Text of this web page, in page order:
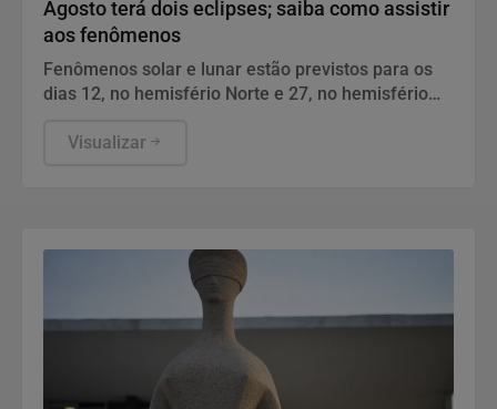
Agosto terá dois eclipses; saiba como assistir
aos fenômenos
Fenômenos solar e lunar estão previstos para os
dias 12, no hemisfério Norte e 27, no hemisfério
Visualizar